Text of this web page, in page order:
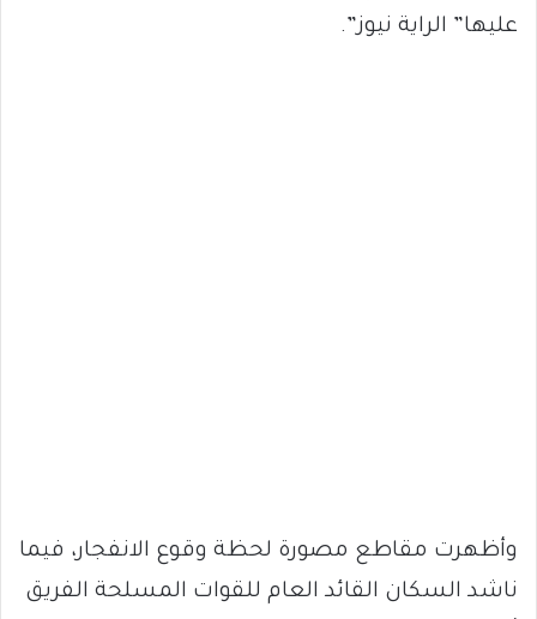
عليها” الراية نيوز”.
وأظهرت مقاطع مصورة لحظة وقوع الانفجار، فيما
ناشد السكان القائد العام للقوات المسلحة الفريق